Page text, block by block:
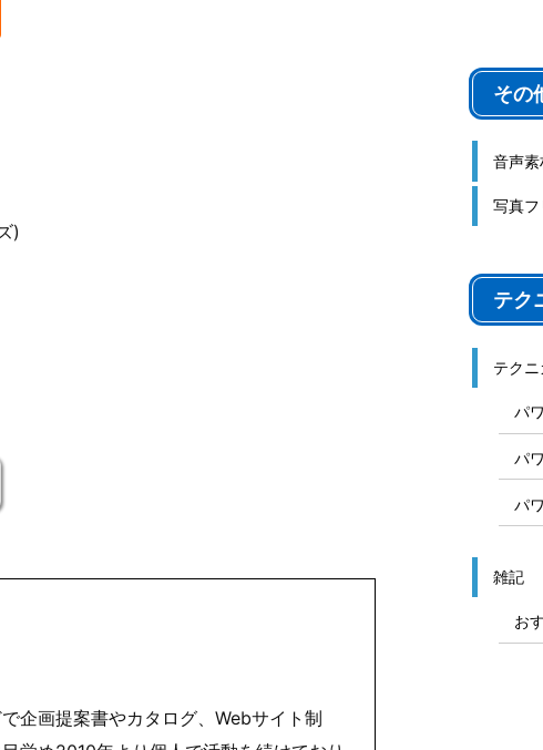
その
音声素
写真
テク
テクニ
パ
パ
パ
雑記
お